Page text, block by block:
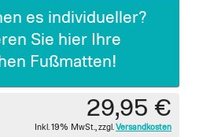
es individueller?
Sie hier Ihre
Fußmatten!
29,95 €
Inkl. 19% MwSt. zzgl. Versandkosten